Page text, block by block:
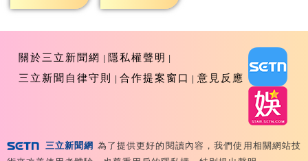
關於三立新聞網
隱私權聲明
三立新聞自律守則
合作提案窗口 意見反應
Copyright ©2026 Sanlih E-Television All Rights
三立新聞網 為了提供更好的閱讀內容，我們使用相關網站技